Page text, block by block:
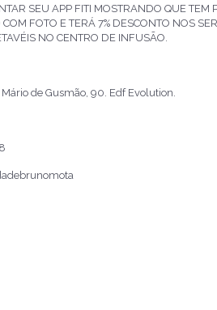
SEU APP FITI MOSTRANDO QUE
FOTO E TERÁ 7% DESCONTO NOS
NO CENTRO DE INFUSÃO.
de Gusmão, 90. Edf Evolution.